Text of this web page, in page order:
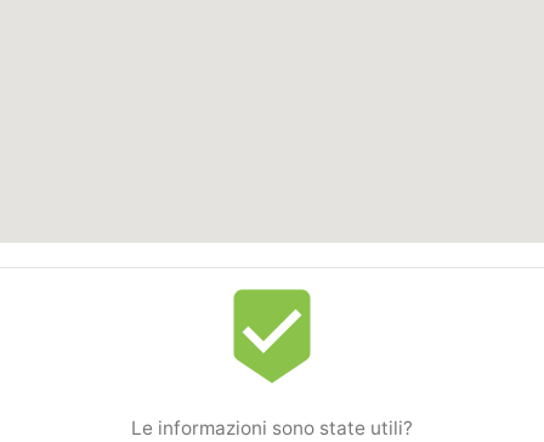
beenhere
Le informazioni sono state utili?